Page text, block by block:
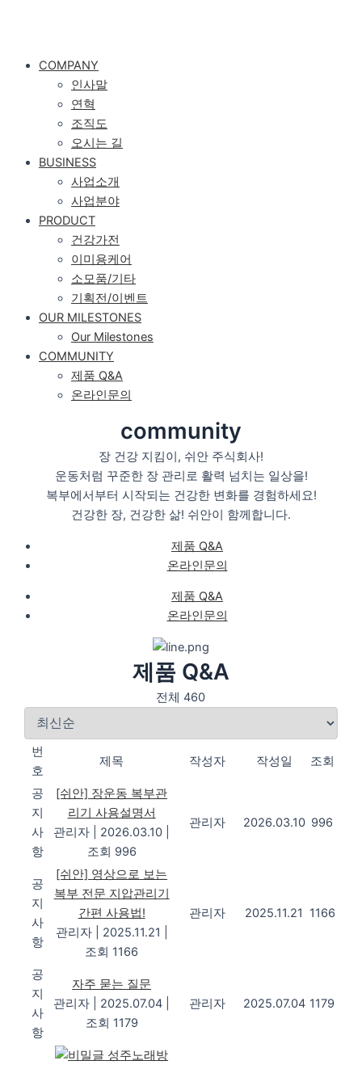
COMPANY
인사말
연혁
조직도
오시는 길
BUSINESS
사업소개
사업분야
PRODUCT
건강가전
이미용케어
소모품/기타
기획전/이벤트
OUR MILESTONES
Our Milestones
COMMUNITY
제품 Q&A
온라인문의
community
장 건강 지킴이, 쉬안 주식회사!
운동처럼 꾸준한 장 관리로 활력 넘치는 일상을!
복부에서부터 시작되는 건강한 변화를 경험하세요!
건강한 장, 건강한 삶! 쉬안이 함께합니다.
제품 Q&A
온라인문의
제품 Q&A
온라인문의
제품 Q&A
전체 460
번
호
제목 작성자 작성일 조회
공
지
사
항
[쉬안] 장운동 복부관
리기 사용설명서
관리자
2026.03.10
조회 996
관리자 2026.03.10 996
공
지
사
항
[쉬안] 영상으로 보는
복부 전문 지압관리기
간편 사용법!
관리자
2025.11.21
조회 1166
관리자 2025.11.21 1166
공
지
사
항
자주 묻는 질문
관리자
2025.07.04
조회 1179
관리자 2025.07.04 1179
성주노래방